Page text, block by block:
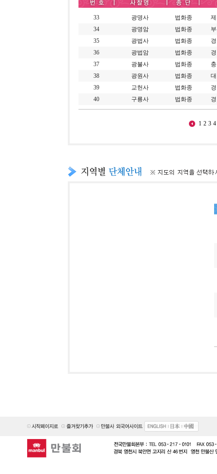
33 광명사 법화종
34
광명암 법화종
35
광법사 법화종
36
광법암 법화종
37
광불사 법화종
38
광원사 법화종
39
교헌사 법화종
40
구룡사 법화종
1 2 3 4